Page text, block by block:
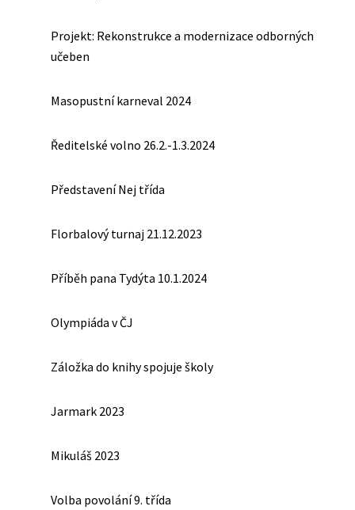
Projekt: Rekonstrukce a modernizace odborných
učeben
Masopustní karneval 2024
Ředitelské volno 26.2.-1.3.2024
Představení Nej třída
Florbalový turnaj 21.12.2023
Příběh pana Tydýta 10.1.2024
Olympiáda v ČJ
Záložka do knihy spojuje školy
Jarmark 2023
Mikuláš 2023
Volba povolání 9. třída